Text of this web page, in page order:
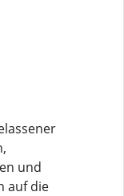
und
auf die